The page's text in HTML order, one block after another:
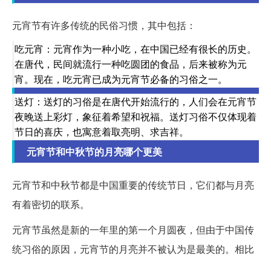
元宵节有许多传统的民俗习惯，其中包括：
吃元宵：元宵作为一种小吃，在中国已经有很长的历史。
在唐代，民间就流行一种吃圆团的食品，后来被称为元
宵。现在，吃元宵已成为元宵节必备的习俗之一。
送灯：送灯的习俗是在唐代开始流行的，人们会在元宵节
夜晚送上彩灯，象征着希望和祝福。送灯习俗不仅体现着
节日的喜庆，也寓意着取亮明、求吉祥。
元宵节和中秋节的月亮哪个更美
元宵节和中秋节都是中国重要的传统节日，它们都与月亮
有着密切的联系。
元宵节虽然是新的一年里的第一个月圆夜，但由于中国传
统习俗的原因，元宵节的月亮并不被认为是最美的。相比